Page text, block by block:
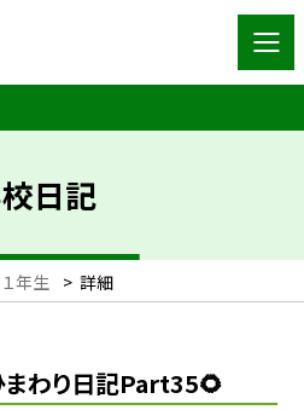
日記
１年生 > 詳細
わり日記Part35🌻